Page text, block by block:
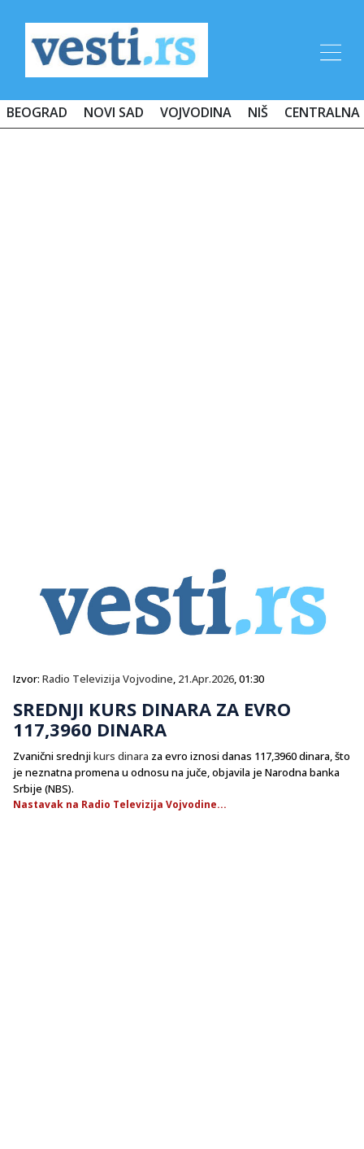
BEOGRAD NOVI SAD VOJVODINA NIŠ CENTRALNA
Izvor: Radio Televizija Vojvodine, 21.Apr.2026, 01:30
SREDNJI KURS DINARA ZA EVRO
117,3960 DINARA
Zvanični srednji kurs dinara za evro iznosi danas 117,3960 dinara, što
je neznatna promena u odnosu na juče, objavila je Narodna banka
Srbije (NBS).
Nastavak na Radio Televizija Vojvodine...